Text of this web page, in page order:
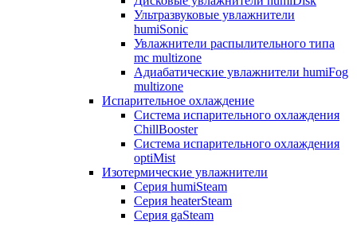
Ультразвуковые увлажнители
humiSonic
Увлажнители распылительного типа
mc multizone
Адиабатические увлажнители humiFog
multizone
Испарительное охлаждение
Система испарительного охлаждения
ChillBooster
Система испарительного охлаждения
optiMist
Изотермические увлажнители
Серия humiSteam
Серия heaterSteam
Серия gaSteam